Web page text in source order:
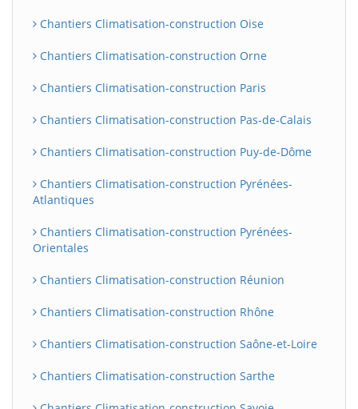
Chantiers Climatisation-construction Oise
Chantiers Climatisation-construction Orne
Chantiers Climatisation-construction Paris
Chantiers Climatisation-construction Pas-de-Calais
Chantiers Climatisation-construction Puy-de-Dôme
Chantiers Climatisation-construction Pyrénées-
Atlantiques
Chantiers Climatisation-construction Pyrénées-
Orientales
Chantiers Climatisation-construction Réunion
Chantiers Climatisation-construction Rhône
Chantiers Climatisation-construction Saône-et-Loire
Chantiers Climatisation-construction Sarthe